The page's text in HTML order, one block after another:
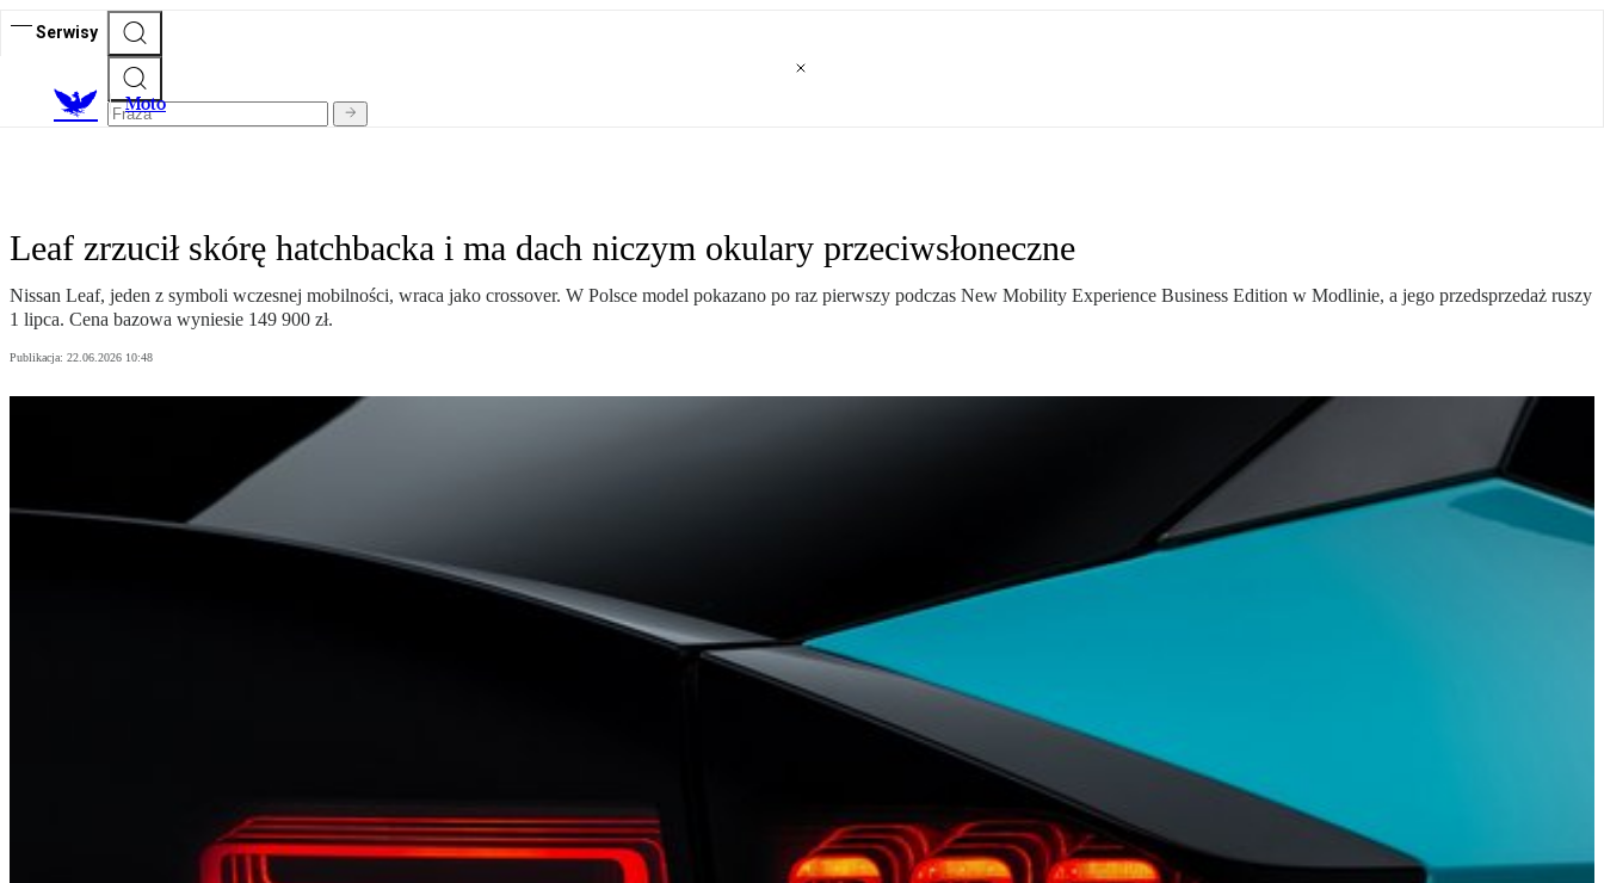
Serwisy
Moto
Leaf zrzucił skórę hatchbacka i ma dach niczym okulary przeciwsłoneczne
Nissan Leaf, jeden z symboli wczesnej mobilności, wraca jako crossover. W Polsce model pokazano po raz pierwszy podczas New Mobility Experience Business Edition w Modlinie, a jego przedsprzedaż ruszy
1 lipca. Cena bazowa wyniesie 149 900 zł.
Publikacja: 22.06.2026 10:48